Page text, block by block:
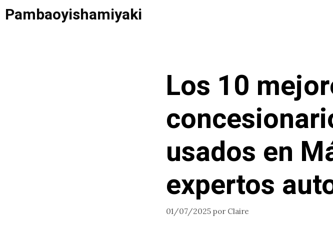
Saltar
alPambaoyishamiyaki
Los 10
usados en
expertos
01/07/2025 por Claire